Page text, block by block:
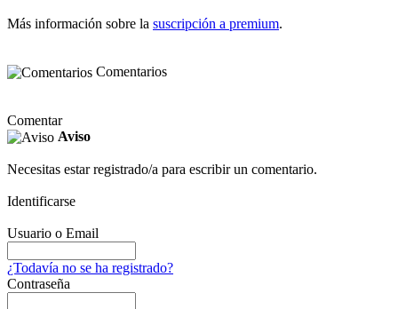
Más información sobre la suscripción a premium.
Comentarios
Comentar
Aviso
Necesitas estar registrado/a para escribir un comentario.
Identificarse
Usuario o Email
¿Todavía no se ha registrado?
Contraseña